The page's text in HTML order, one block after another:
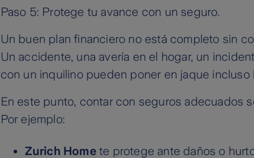
Paso 5: Protege tu avance con un seguro.
Un buen plan financiero no está completo sin
Un accidente, una avería en el hogar, un
con un inquilino pueden poner en jaque incluso
En este punto, contar con seguros adecuados
Por ejemplo:
Zurich Homete protege ante daños o